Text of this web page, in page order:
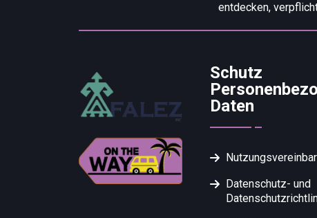
entdecken,
Schutz
Daten
Datenschutz- und